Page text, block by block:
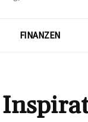
FINANZEN